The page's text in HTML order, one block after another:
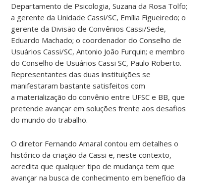
Departamento de Psicologia, Suzana da Rosa Tolfo;
a gerente da Unidade Cassi/SC, Emília Figueiredo; o
gerente da Divisão de Convênios Cassi/Sede,
Eduardo Machado; o coordenador do Conselho de
Usuários Cassi/SC, Antonio João Furquin; e membro
do Conselho de Usuários Cassi SC, Paulo Roberto.
Representantes das duas instituições se
manifestaram bastante satisfeitos com
a materialização do convênio entre UFSC e BB, que
pretende avançar em soluções frente aos desafios
do mundo do trabalho.
O diretor Fernando Amaral contou em detalhes o
histórico da criação da Cassi e, neste contexto,
acredita que qualquer tipo de mudança tem que
avançar na busca de conhecimento em benefício da